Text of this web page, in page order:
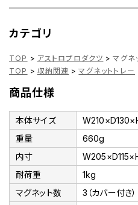
カテゴリ
TOP > アストロプロダクツ > マグネ
TOP > 収納関連 > マグネットトレー
商品仕様
本体サイズ
重量
660g
内寸
耐荷重
1kg
マグネット数
3（カバー付き）